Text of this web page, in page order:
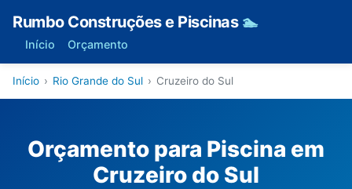
Rumbo Construções e Piscinas 🏊
Início Orçamento
Início › Rio Grande do Sul › Cruzeiro do Sul
Orçamento para Piscina em
Cruzeiro do Sul